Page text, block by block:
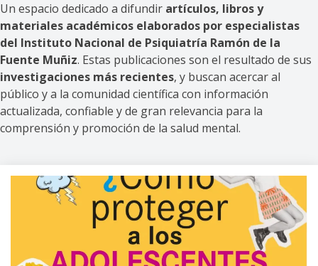
Un espacio dedicado a difundir artículos, libros y
materiales académicos elaborados por especialistas
del Instituto Nacional de Psiquiatría Ramón de la
Fuente Muñiz. Estas publicaciones son el resultado de sus
investigaciones más recientes, y buscan acercar al
público y a la comunidad científica con información
actualizada, confiable y de gran relevancia para la
comprensión y promoción de la salud mental.